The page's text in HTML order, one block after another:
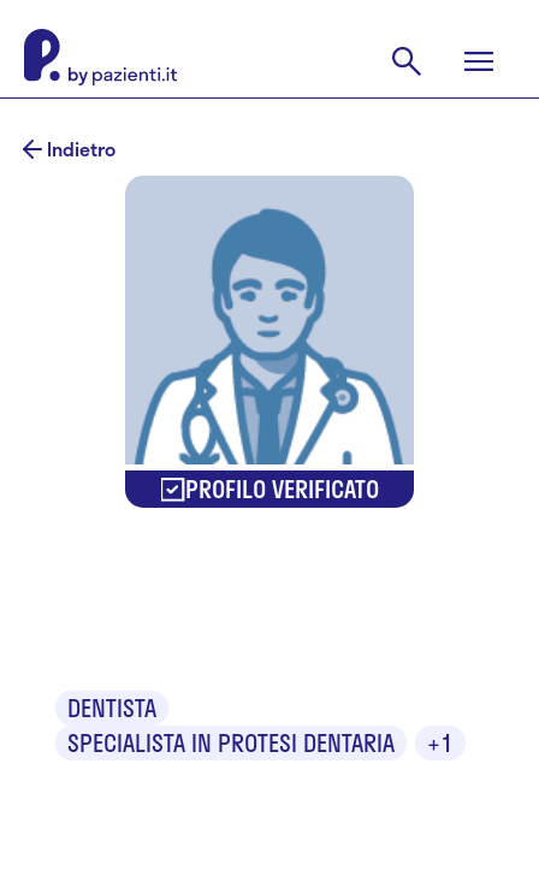
Indietro
PROFILO VERIFICATO
DENTISTA
SPECIALISTA IN PROTESI DENTARIA
+1